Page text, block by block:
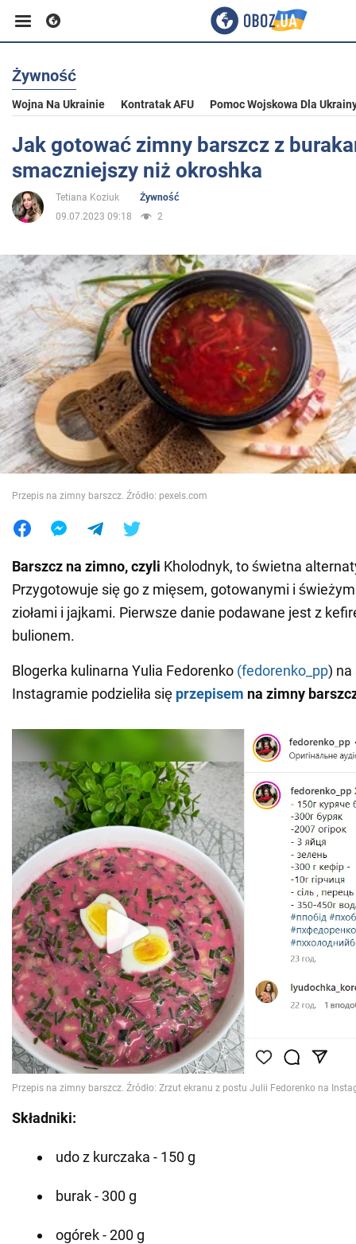
Biznes
Sport
Rozrywka
Polityka
Społeczeństwo
Wojna na Ukrainie
Świat
Jedzenie
Żywność
Wojna Na Ukrainie Kontratak AFU Pomoc Wojskowa Dla
Jak gotować zimny barszcz z
smaczniejszy niż okroshka
Tetiana Koziuk
Żywność
09.07.2023 09:18
2
Przepis na zimny barszcz. Źródło: pexels.com
Barszcz na zimno, czyli Kholodnyk, to świetna
Przygotowuje się go z mięsem, gotowanymi i
ziołami i jajkami. Pierwsze danie podawane jest z
bulionem.
Blogerka kulinarna Yulia Fedorenko (fedorenko_pp) na
Instagramie podzieliła się przepisem na zimny
Składniki:
udo z kurczaka - 150 g
burak - 300 g
ogórek - 200 g